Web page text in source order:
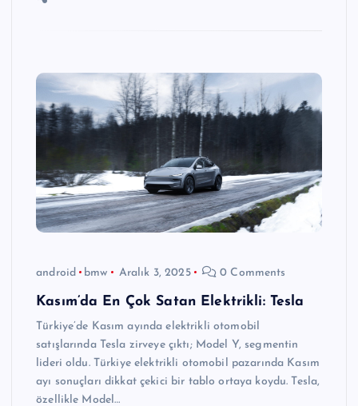
android bmw Aralık 3, 2025 0 Comments
Kasım’da En Çok Satan Elektrikli: Tesla
Türkiye’de Kasım ayında elektrikli otomobil
satışlarında Tesla zirveye çıktı; Model Y, segmentin
lideri oldu. Türkiye elektrikli otomobil pazarında Kasım
ayı sonuçları dikkat çekici bir tablo ortaya koydu. Tesla,
özellikle Model…